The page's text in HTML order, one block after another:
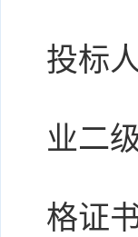
投标
业二
格证